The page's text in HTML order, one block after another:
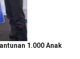
1.000 Anak